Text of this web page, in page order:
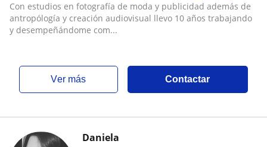
Con estudios en fotografía de moda y publicidad además de
antropólogía y creación audiovisual llevo 10 años trabajando
y desempeñándome com...
ver más Contactar
Daniela